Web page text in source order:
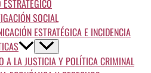
SOCIAL
ESTRATÉGICA E INCIDENCIA
A LA JUSTICIA Y POLÍTICA CRIMINAL